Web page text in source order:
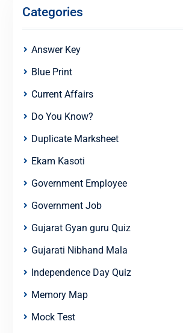
Categories
Answer Key
Blue Print
Current Affairs
Do You Know?
Duplicate Marksheet
Ekam Kasoti
Government Employee
Government Job
Gujarat Gyan guru Quiz
Gujarati Nibhand Mala
Independence Day Quiz
Memory Map
Mock Test